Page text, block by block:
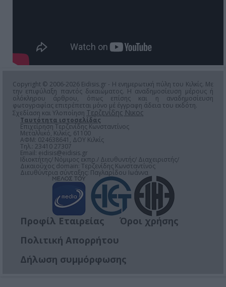
Copyright © 2006-2026 Eidisis.gr - Η ενημερωτική πύλη του Κιλκίς. Με
την επιφύλαξη παντός δικαιώματος. Η αναδημοσίευση μέρους ή
ολόκληρου άρθρου, όπως επίσης και η αναδημοσίευση
φωτογραφίας επιτρέπεται μόνο μέ έγγραφη άδεια του εκδότη.
Σχεδίαση και Υλοποίηση Τερζενίδης Νικος
Ταυτότητα ιστοσελίδας
Επιχείρηση Τερζενίδης Κωνσταντίνος
Μεταλλικό, Κιλκίς, 61100
ΑΦΜ: 024638641, ΔΟΥ Κιλκίς
Τηλ.: 23410 27307
Email: eidisis@eidisis.gr
Ιδιοκτήτης/ Νόμιμος εκπρ./ Διευθυντής/ Διαχειριστής/
Δικαιούχος domain: Τερζενίδης Κωνσταντίνος
Διευθύντρια σύνταξης: Παγλαρίδου Ιωάννα
Προφίλ Εταιρείας
Όροι χρήσης
Πολιτική Απορρήτου
Δήλωση συμμόρφωσης